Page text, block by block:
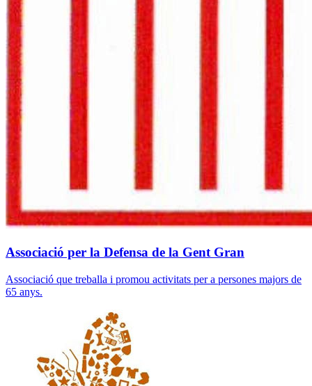
Associació per la Defensa de la Gent Gran
Associació que treballa i promou activitats per a persones majors de
65 anys.